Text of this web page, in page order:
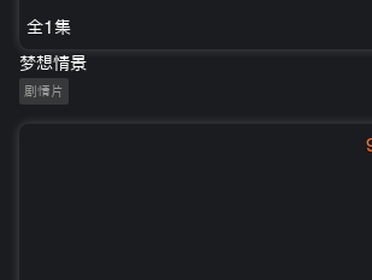
全1集
梦想情景
剧情片